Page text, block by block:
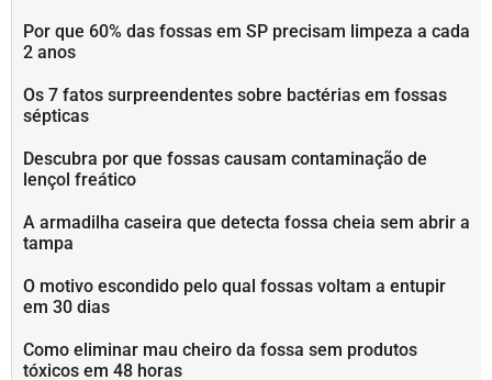
Por que 60% das fossas em SP precisam limpeza a cada
2 anos
Os 7 fatos surpreendentes sobre bactérias em fossas
sépticas
Descubra por que fossas causam contaminação de
lençol freático
A armadilha caseira que detecta fossa cheia sem abrir a
tampa
O motivo escondido pelo qual fossas voltam a entupir
em 30 dias
Como eliminar mau cheiro da fossa sem produtos
tóxicos em 48 horas